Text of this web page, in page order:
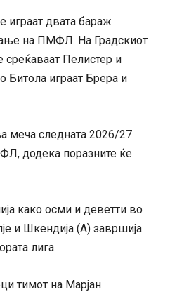
играат двата бараж
на ПМФЛ. На Градскиот
Пелистер и
Битола играат Брера и
меча следната 2026/27
додека поразните ќе
како осми и деветти во
и Шкендија (А) завршија
лига.
тимот на Марјан